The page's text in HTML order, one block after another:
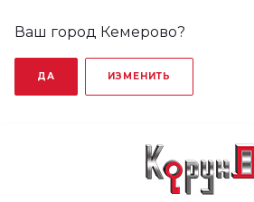
Ваш город Кемерово?
ДА ИЗМЕНИТЬ